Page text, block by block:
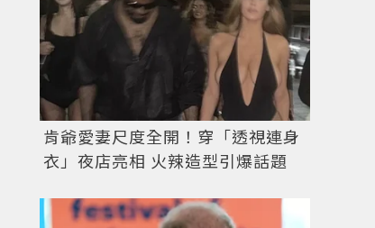
肯爺愛妻尺度全開！穿「透視連身
衣」夜店亮相 火辣造型引爆話題